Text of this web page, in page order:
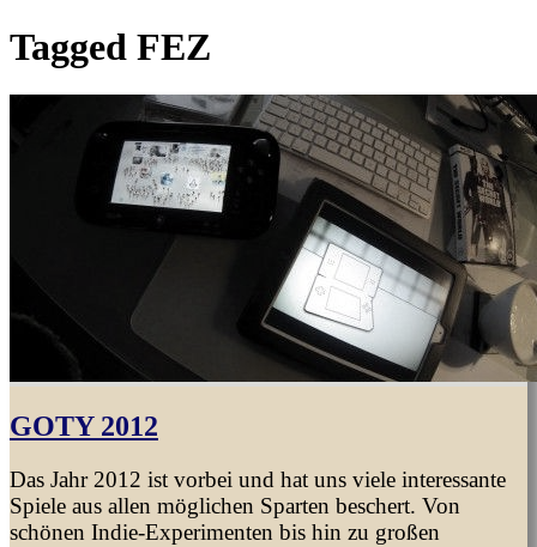
Tagged FEZ
GOTY 2012
Das Jahr 2012 ist vorbei und hat uns viele interessante
Spiele aus allen möglichen Sparten beschert. Von
schönen Indie-Experimenten bis hin zu großen